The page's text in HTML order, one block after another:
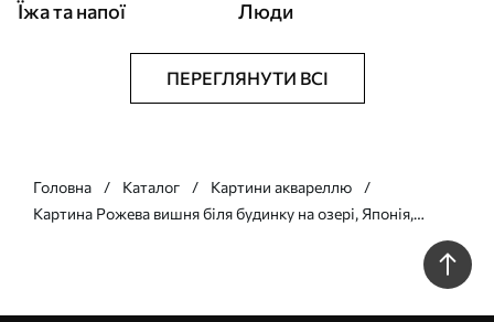
Їжа та напої Люди
ПЕРЕГЛЯНУТИ ВСІ
Головна Каталог
Картини аквареллю
Картина Рожева вишня біля будинку на озері, Японія,